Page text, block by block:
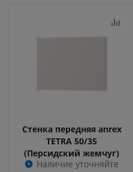
Стенка передняя anrex
TETRA 50/35
(Персидский жемчуг)
Наличие уточняйте